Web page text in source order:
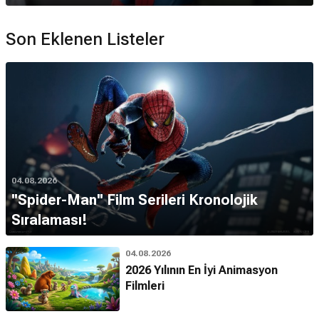
Son Eklenen Listeler
04.08.2026
''Spider-Man'' Film Serileri Kronolojik
Sıralaması!
04.08.2026
2026 Yılının En İyi Animasyon
Filmleri